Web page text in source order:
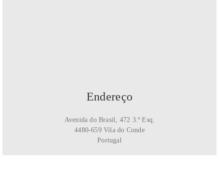
Endereço
Avenida do Brasil, 472 3.º Esq.
4480-659 Vila do Conde
Portugal